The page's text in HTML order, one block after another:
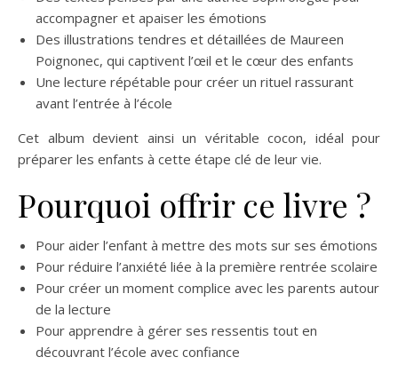
accompagner et apaiser les émotions
Des illustrations tendres et détaillées de Maureen
Poignonec, qui captivent l’œil et le cœur des enfants
Une lecture répétable pour créer un rituel rassurant
avant l’entrée à l’école
Cet album devient ainsi un véritable cocon, idéal pour
préparer les enfants à cette étape clé de leur vie.
Pourquoi offrir ce livre ?
Pour aider l’enfant à mettre des mots sur ses émotions
Pour réduire l’anxiété liée à la première rentrée scolaire
Pour créer un moment complice avec les parents autour
de la lecture
Pour apprendre à gérer ses ressentis tout en
découvrant l’école avec confiance